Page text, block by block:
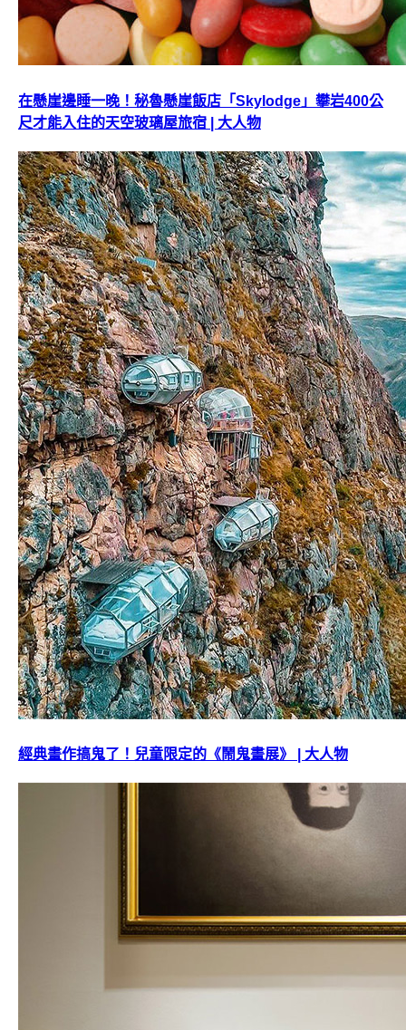
在懸崖邊睡一晚！秘魯懸崖飯店「Skylodge」攀岩400公
尺才能入住的天空玻璃屋旅宿 | 大人物
經典畫作搞鬼了！兒童限定的《鬧鬼畫展》 | 大人物